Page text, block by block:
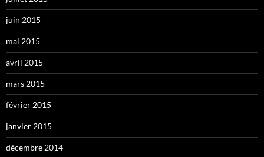
juin 2015
mai 2015
avril 2015
mars 2015
février 2015
janvier 2015
décembre 2014